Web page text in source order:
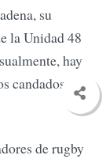
su
la Unidad 48
hay
se
de rugby